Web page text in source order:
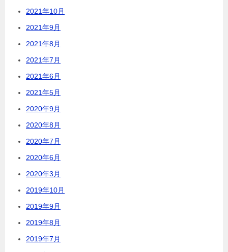
2021年10月
2021年9月
2021年8月
2021年7月
2021年6月
2021年5月
2020年9月
2020年8月
2020年7月
2020年6月
2020年3月
2019年10月
2019年9月
2019年8月
2019年7月